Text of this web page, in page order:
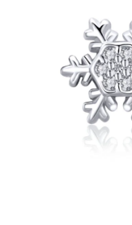
SETY ŠPERKOV
Doprava a platba
Obchodné podmienky